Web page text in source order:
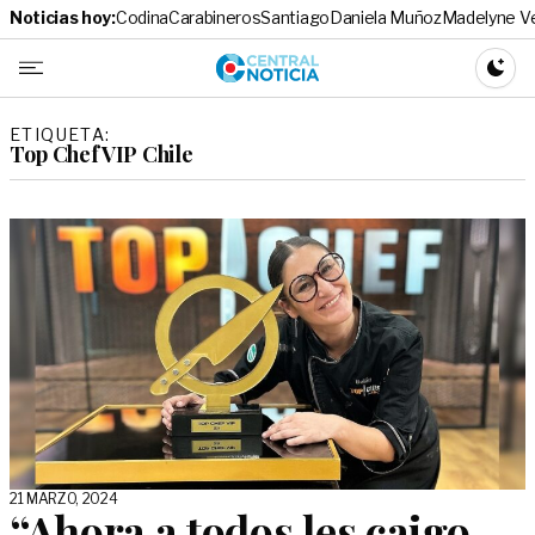
Noticias hoy:CodinaCarabinerosSantiagoDaniela MuñozMadelyne
Central
ETIQUETA:
Top Chef VIP Chile
21 MARZO, 2024